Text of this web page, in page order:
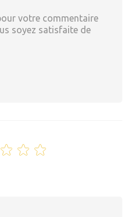
votre commentaire
soyez satisfaite de